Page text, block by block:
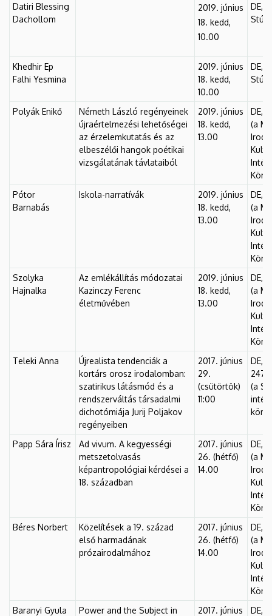
Datiri Blessing
Dachollom
2019. június
18. kedd,
10.00
DE,
Khedhir Ep
Falhi Yesmina
2019. június
18. kedd,
10.00
DE,
Polyák Enikő
Németh László regényeinek
újraértelmezési lehetőségei
az érzelemkutatás és az
elbeszélői hangok poétikai
vizsgálatának távlataiból
2019. június
18. kedd,
13.00
DE,
(a
Pótor
Barnabás
Iskola-narratívák
2019. június
18. kedd,
13.00
DE,
(a
Szolyka
Hajnalka
Az emlékállítás módozatai
Kazinczy Ferenc
életművében
2019. június
18. kedd,
13.00
DE,
(a
Teleki Anna
Újrealista tendenciák a
kortárs orosz irodalomban:
szatirikus látásmód és a
rendszerváltás társadalmi
dichotómiája Jurij Poljakov
regényeiben
2017. június
29.
(csütörtök)
11:00
DE,
247.
(a
Papp Sára Írisz
Ad vivum. A kegyességi
metszetolvasás
képantropológiai kérdései a
18. században
2017. június
26. (hétfő)
14.00
DE,
(a
Béres Norbert
Közelítések a 19. század
első harmadának
prózairodalmához
2017. június
26. (hétfő)
14.00
DE,
(a
Baranyi Gyula
Power and the Subject in
2017. június
DE,